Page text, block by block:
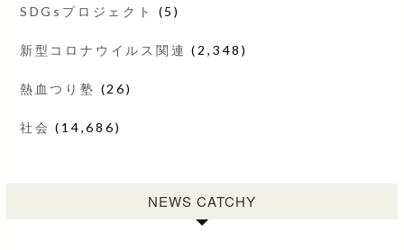
SDGsプロジェクト (5)
新型コロナウイルス関連 (2,348)
熱血つり塾 (26)
社会 (14,686)
NEWS CATCHY